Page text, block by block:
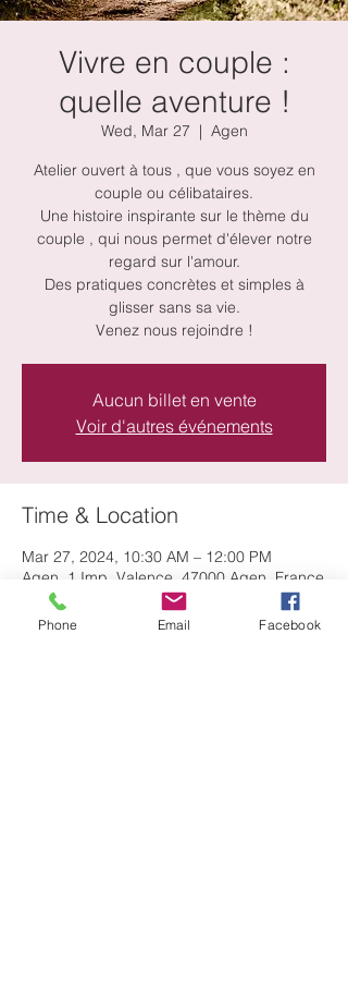
Vivre en couple :
quelle aventure !
Wed, Mar 27
  |
Agen
Atelier ouvert à tous , que vous soyez en
couple ou célibataires.
Une histoire inspirante sur le thème du
couple , qui nous permet d'élever notre
regard sur l'amour.
Des pratiques concrètes et simples à
glisser sans sa vie.
Venez nous rejoindre !
Aucun billet en vente
Voir d'autres événements
Time & Location
Mar 27, 2024, 10:30 AM – 12:00 PM
Agen, 1 Imp. Valence, 47000 Agen, France
Phone Email Facebook